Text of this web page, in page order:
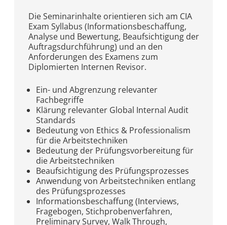
Die Seminarinhalte orientieren sich am CIA
Exam Syllabus (Informationsbeschaffung,
Analyse und Bewertung, Beaufsichtigung der
Auftragsdurchführung) und an den
Anforderungen des Examens zum
Diplomierten Internen Revisor.
Ein- und Abgrenzung relevanter
Fachbegriffe
Klärung relevanter Global Internal Audit
Standards
Bedeutung von Ethics & Professionalism
für die Arbeitstechniken
Bedeutung der Prüfungsvorbereitung für
die Arbeitstechniken
Beaufsichtigung des Prüfungsprozesses
Anwendung von Arbeitstechniken entlang
des Prüfungsprozesses
Informationsbeschaffung (Interviews,
Fragebogen, Stichprobenverfahren,
Preliminary Survey, Walk Through,